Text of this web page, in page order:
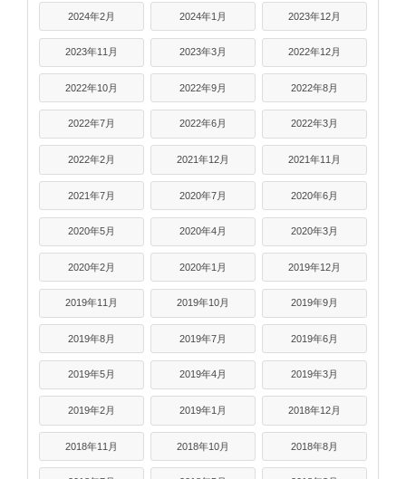
2024年2月 2024年1月 2023年12月
2023年11月 2023年3月 2022年12月
2022年10月 2022年9月 2022年8月
2022年7月 2022年6月 2022年3月
2022年2月 2021年12月 2021年11月
2021年7月 2020年7月 2020年6月
2020年5月 2020年4月 2020年3月
2020年2月 2020年1月 2019年12月
2019年11月 2019年10月 2019年9月
2019年8月 2019年7月 2019年6月
2019年5月 2019年4月 2019年3月
2019年2月 2019年1月 2018年12月
2018年11月 2018年10月 2018年8月